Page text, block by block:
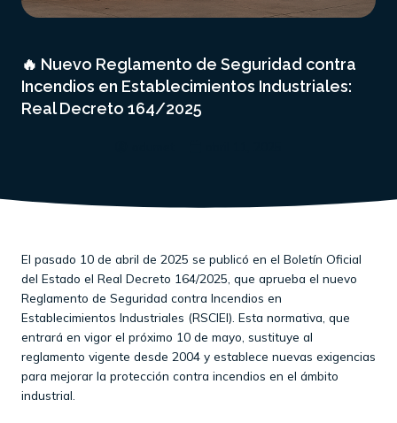
🔥 Nuevo Reglamento de Seguridad contra
Incendios en Establecimientos Industriales:
Real Decreto 164/2025
El pasado 10 de abril de 2025 se publicó en el Boletín Oficial
del Estado el Real Decreto 164/2025, que aprueba el nuevo
Reglamento de Seguridad contra Incendios en
Establecimientos Industriales (RSCIEI). Esta normativa, que
entrará en vigor el próximo 10 de mayo, sustituye al
reglamento vigente desde 2004 y establece nuevas exigencias
para mejorar la protección contra incendios en el ámbito
industrial.​